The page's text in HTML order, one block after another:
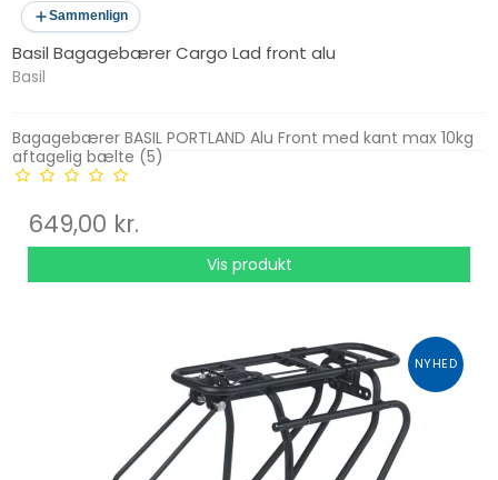
Sammenlign
Basil Bagagebærer Cargo Lad front alu
Basil
Bagagebærer BASIL PORTLAND Alu Front med kant max 10kg
aftagelig bælte (5)
649,00 kr.
Vis produkt
NYHED